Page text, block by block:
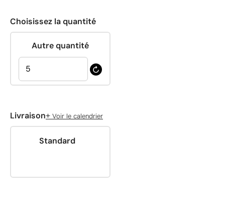
Choisissez la quantité
Autre quantité
Livraison+ Voir le calendrier
Standard